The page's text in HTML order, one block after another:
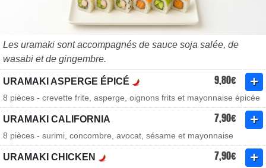
Les uramaki sont accompagnés de sauce soja salée, de
wasabi et de gingembre.
URAMAKI ASPERGE ÉPICÉ 9,80€
8 pièces - crevette frite, asperge, oignons frits et mayonnaise épicée
URAMAKI CALIFORNIA 7,90€
8 pièces - surimi, concombre, avocat, sésame et mayonnaise
URAMAKI CHICKEN 7,90€